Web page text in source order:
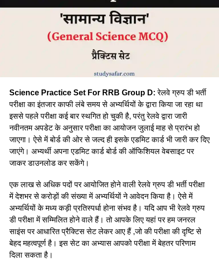
Science Practice Set For RRB Group D:रेलवे ग्रुप डी भर्ती
परीक्षा का इंतजार काफी लंबे समय से अभ्यर्थियों के द्वारा किया जा रहा था
इससे पहले परीक्षा कई बार स्थगित हो चुकी है, परंतु रेलवे द्वारा जारी
नवीनतम अपडेट के अनुसार परीक्षा का आयोजन जुलाई माह से प्रारंभ हो
जाएगा। ऐसे में बोर्ड की ओर से जल्द ही इसके एडमिट कार्ड भी जारी कर दिए
जाएंगे। अभ्यर्थी अपना एडमिट कार्ड बोर्ड की ऑफिशियल वेबसाइट पर
जाकर डाउनलोड कर सकेंगे।
एक लाख से अधिक पदों पर आयोजित होने वाली रेलवे ग्रुप डी भर्ती परीक्षा
में देशभर से करोड़ों की संख्या में अभ्यर्थियों ने आवेदन किया है। ऐसे में
अभ्यर्थियों के मध्य कड़ी प्रतिस्पर्धा होना संभव है। यदि आप भी रेलवे ग्रुप
डी परीक्षा में सम्मिलित होने वाले हैं। तो आपके लिए यहां पर हम जनरल
साइंस पर आधारित प्रैक्टिस सेट लेकर आए हैं ,जो की परीक्षा की दृष्टि से
बेहद महत्वपूर्ण है। इस सेट का अभ्यास आपको परीक्षा में बेहतर परिणाम
दिला सकता है।